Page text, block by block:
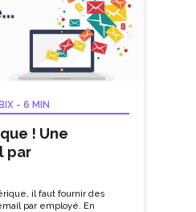
- 6 MIN
! Une
par
il faut fournir des
par employé. En